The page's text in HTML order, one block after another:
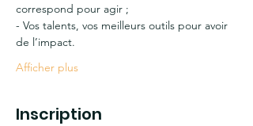
correspond pour agir ;
- Vos talents, vos meilleurs outils pour avoir
de l’impact.
Afficher plus
Inscription